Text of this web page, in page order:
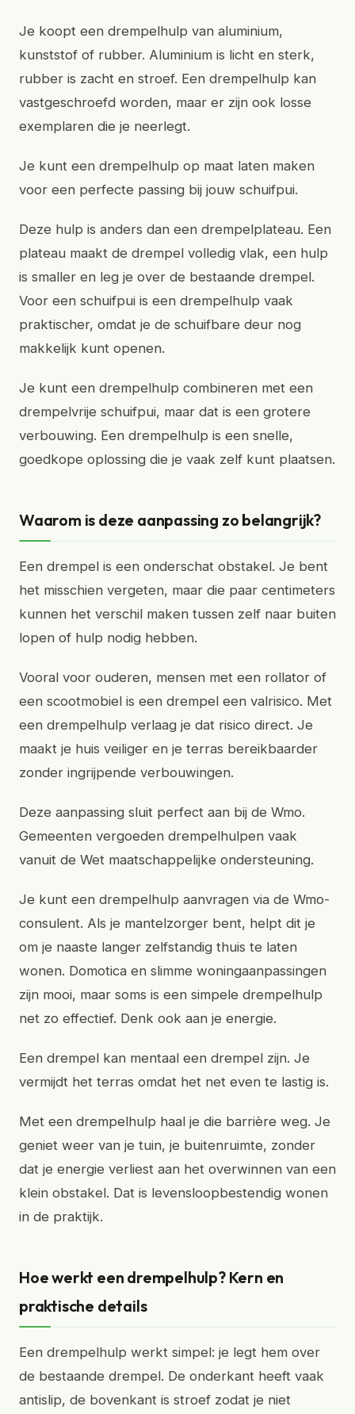
Je koopt een drempelhulp van aluminium,
kunststof of rubber. Aluminium is licht en sterk,
rubber is zacht en stroef. Een drempelhulp kan
vastgeschroefd worden, maar er zijn ook losse
exemplaren die je neerlegt.
Je kunt een drempelhulp op maat laten maken
voor een perfecte passing bij jouw schuifpui.
Deze hulp is anders dan een drempelplateau. Een
plateau maakt de drempel volledig vlak, een hulp
is smaller en leg je over de bestaande drempel.
Voor een schuifpui is een drempelhulp vaak
praktischer, omdat je de schuifbare deur nog
makkelijk kunt openen.
Je kunt een drempelhulp combineren met een
drempelvrije schuifpui, maar dat is een grotere
verbouwing. Een drempelhulp is een snelle,
goedkope oplossing die je vaak zelf kunt plaatsen.
Waarom is deze aanpassing zo belangrijk?
Een drempel is een onderschat obstakel. Je bent
het misschien vergeten, maar die paar centimeters
kunnen het verschil maken tussen zelf naar buiten
lopen of hulp nodig hebben.
Vooral voor ouderen, mensen met een rollator of
een scootmobiel is een drempel een valrisico. Met
een drempelhulp verlaag je dat risico direct. Je
maakt je huis veiliger en je terras bereikbaarder
zonder ingrijpende verbouwingen.
Deze aanpassing sluit perfect aan bij de Wmo.
Gemeenten vergoeden drempelhulpen vaak
vanuit de Wet maatschappelijke ondersteuning.
Je kunt een drempelhulp aanvragen via de Wmo-
consulent. Als je mantelzorger bent, helpt dit je
om je naaste langer zelfstandig thuis te laten
wonen. Domotica en slimme woningaanpassingen
zijn mooi, maar soms is een simpele drempelhulp
net zo effectief. Denk ook aan je energie.
Een drempel kan mentaal een drempel zijn. Je
vermijdt het terras omdat het net even te lastig is.
Met een drempelhulp haal je die barrière weg. Je
geniet weer van je tuin, je buitenruimte, zonder
dat je energie verliest aan het overwinnen van een
klein obstakel. Dat is levensloopbestendig wonen
in de praktijk.
Hoe werkt een drempelhulp? Kern en
praktische details
Een drempelhulp werkt simpel: je legt hem over
de bestaande drempel. De onderkant heeft vaak
antislip, de bovenkant is stroef zodat je niet